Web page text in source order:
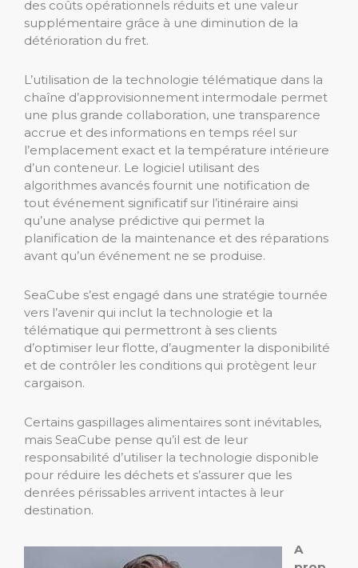
des coûts opérationnels réduits et une valeur
supplémentaire grâce à une diminution de la
détérioration du fret.
L’utilisation de la technologie télématique dans la
chaîne d’approvisionnement intermodale permet
une plus grande collaboration, une transparence
accrue et des informations en temps réel sur
l’emplacement exact et la température intérieure
d’un conteneur. Le logiciel utilisant des
algorithmes avancés fournit une notification de
tout événement significatif sur l’itinéraire ainsi
qu’une analyse prédictive qui permet la
planification de la maintenance et des réparations
avant qu’un événement ne se produise.
SeaCube s’est engagé dans une stratégie tournée
vers l’avenir qui inclut la technologie et la
télématique qui permettront à ses clients
d’optimiser leur flotte, d’augmenter la disponibilité
et de contrôler les conditions qui protègent leur
cargaison.
Certains gaspillages alimentaires sont inévitables,
mais SeaCube pense qu’il est de leur
responsabilité d’utiliser la technologie disponible
pour réduire les déchets et s’assurer que les
denrées périssables arrivent intactes à leur
destination.
A